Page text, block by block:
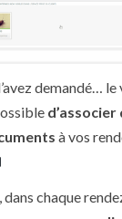
demandé…
à vos
chaque